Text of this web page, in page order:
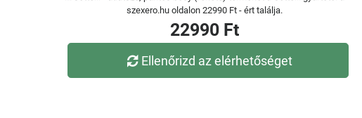
szexero.hu oldalon 22990 Ft - ért találja.
22990 Ft
Ellenőrizd az elérhetőséget